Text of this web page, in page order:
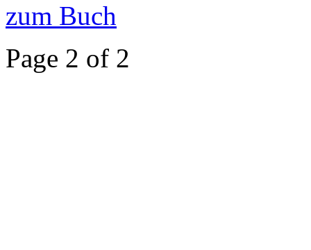
zum Buch
Page 2 of 2